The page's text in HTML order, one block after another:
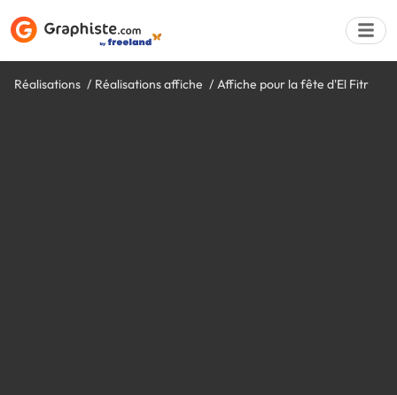
Réalisations Réalisations affiche Affiche pour la fête d'El Fitr